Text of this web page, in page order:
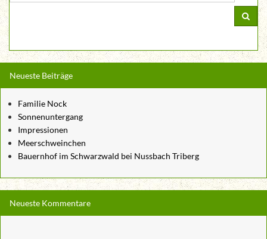
Neueste Beiträge
Familie Nock
Sonnenuntergang
Impressionen
Meerschweinchen
Bauernhof im Schwarzwald bei Nussbach Triberg
Neueste Kommentare